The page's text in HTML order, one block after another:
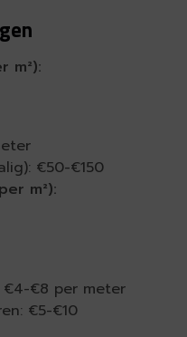
m²):
€50-€150
m²):
€8 per meter
€5-€10